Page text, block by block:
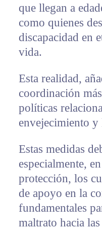
que llegan a
como quienes
discapacidad en
vida.
Esta realidad,
coordinación
políticas
envejecimiento y
Estas medidas
especialmente,
protección, los
de apoyo en la
fundamentales
maltrato hacia